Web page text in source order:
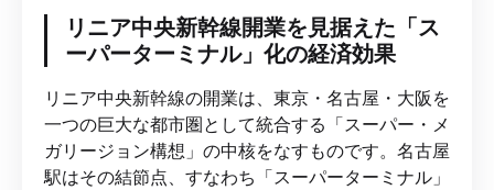
リニア中央新幹線開業を見据えた「ス
ーパーターミナル」化の経済効果
リニア中央新幹線の開業は、東京・名古屋・大阪を
一つの巨大な都市圏として統合する「スーパー・メ
ガリージョン構想」の中核をなすものです。名古屋
駅はその結節点、すなわち「スーパーターミナル」